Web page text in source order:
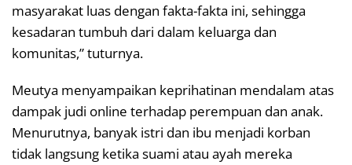
masyarakat luas dengan fakta-fakta ini, sehingga
kesadaran tumbuh dari dalam keluarga dan
komunitas,” tuturnya.
Meutya menyampaikan keprihatinan mendalam atas
dampak judi online terhadap perempuan dan anak.
Menurutnya, banyak istri dan ibu menjadi korban
tidak langsung ketika suami atau ayah mereka